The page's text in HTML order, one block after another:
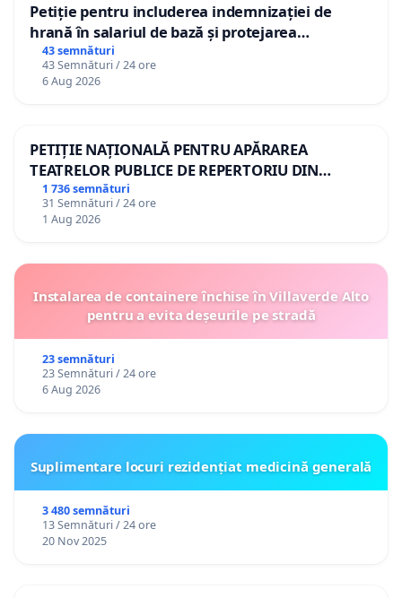
Petiție pentru includerea indemnizației de
hrană în salariul de bază și protejarea
gradațiilor de vechime pentru asistenții
personali
43 semnături
43 Semnături / 24 ore
6 Aug 2026
PETIȚIE NAȚIONALĂ PENTRU APĂRAREA
TEATRELOR PUBLICE DE REPERTORIU DIN
ROMÂNIA
1 736 semnături
31 Semnături / 24 ore
1 Aug 2026
Instalarea de containere închise în Villaverde Alto
pentru a evita deșeurile pe stradă
23 semnături
23 Semnături / 24 ore
6 Aug 2026
Suplimentare locuri rezidențiat medicină generală
3 480 semnături
13 Semnături / 24 ore
20 Nov 2025